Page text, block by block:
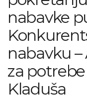
nabavke
nabavku
za
Kladuša